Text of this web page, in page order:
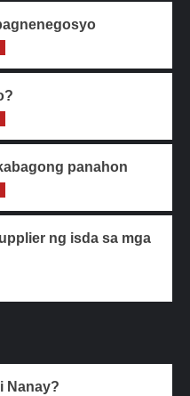
panahon
ng isda sa mga
Nanay?